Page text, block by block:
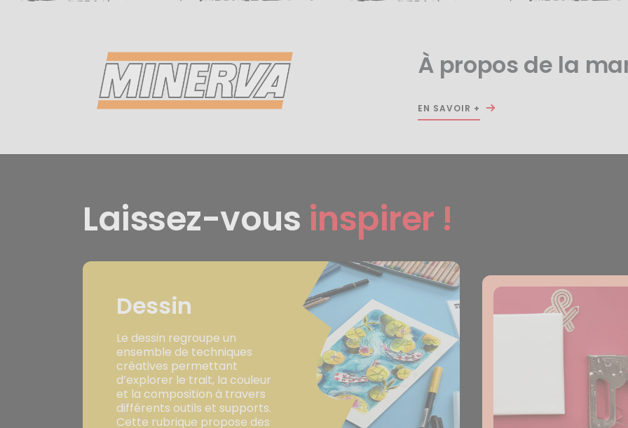
À propos de la
EN SAVOIR +
Laissez-vous inspirer !
Dessin
Le dessin regroupe un
ensemble de techniques
créatives permettant
d’explorer le trait, la couleur
et la composition à travers
différents outils et supports.
Cette rubrique propose des